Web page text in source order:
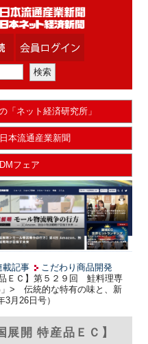
「ネット経済研究所」
日本流通産業新聞
DMフェア
載記事
こだわり商品開発
ＥＣ】第５２９回 鮭料理専
> 伝統的な特有の味と、新
月26日号）
展開 特産品ＥＣ】